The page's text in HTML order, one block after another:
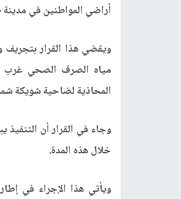
أراضي المواطنين في
المحاذية لضاحية شويكة
خلال هذه المدة.
ويأتي هذا الإجراء في